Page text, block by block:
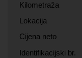
Kilometraža
Lokacija
Cijena neto
Identifikacijski br.